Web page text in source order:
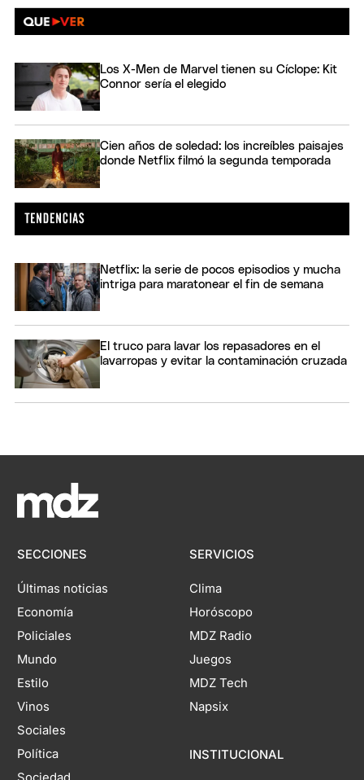
Los X-Men de Marvel tienen su Cíclope: Kit
Connor sería el elegido
Cien años de soledad: los increíbles paisajes
donde Netflix filmó la segunda temporada
Netflix: la serie de pocos episodios y mucha
intriga para maratonear el fin de semana
El truco para lavar los repasadores en el
lavarropas y evitar la contaminación cruzada
SECCIONES
Últimas noticias
Economía
Policiales
Mundo
Estilo
Vinos
Sociales
Política
SERVICIOS
Clima
Horóscopo
MDZ Radio
Juegos
MDZ Tech
Napsix
INSTITUCIONAL